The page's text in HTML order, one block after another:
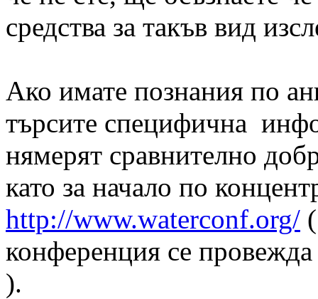
средства за такъв вид
Ако имате познания по
търсите специфична
нямерят сравнително
като за начало по
http://www.waterconf.org/
конференция се
).